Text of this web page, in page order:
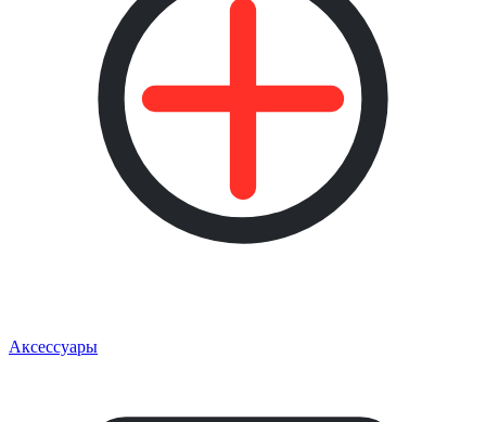
Аксессуары